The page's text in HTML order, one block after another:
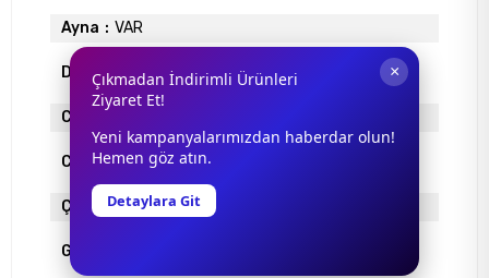
Ayna VAR
Degrade YOK
Cam Materyali
Cam Rengi GRİ
Çerçeve Materyali
Gövde Rengi
×
Çıkmadan İndirimli Ürünleri
Ziyaret Et!
Yeni kampanyalarımızdan haberdar olun!
Hemen göz atın.
Detaylara Git